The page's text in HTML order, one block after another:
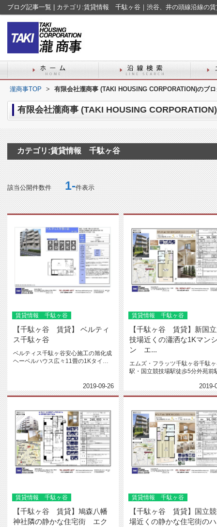
ブログ記事一覧 | カテゴリ:賃貸情報 千駄ヶ谷｜渋谷、井の頭線沿線の
瀧商事TOP > 有限会社瀧商事 (TAKI HOUSING CORPORATION)の
有限会社瀧商事 (TAKI HOUSING
カテゴリ:賃貸情報 千駄ヶ谷
該当公開件数件1-件表示
賃貸情報 千駄ヶ谷
【千駄ヶ谷 賃貸】 ベルティ
ス千駄ヶ谷
ベルティス千駄ヶ谷安心施工の旭化成
ヘーベルハウス広々11畳の1Kタイ
2019-09-26
賃貸情報 千駄ヶ谷
【千駄ヶ谷 賃貸】新国
技場近くの瀟洒な1Kマン
ン エ...
エムズ・フラッツ千駄ヶ谷千駄
駅・国立競技場駅徒歩5分外苑前
2019-
賃貸情報 千駄ヶ谷
【千駄ヶ谷 賃貸】鳩森八幡
神社隣の静かな住宅街 エク
賃貸情報 千駄ヶ谷
【千駄ヶ谷 賃貸】国立
場近くの静かな住宅街の